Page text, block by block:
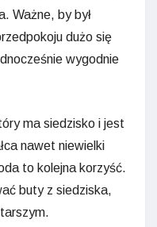
Ważne, by był
dużo się
wygodnie
ma siedzisko i jest
nawet niewielki
to kolejna korzyść.
buty z siedziska,